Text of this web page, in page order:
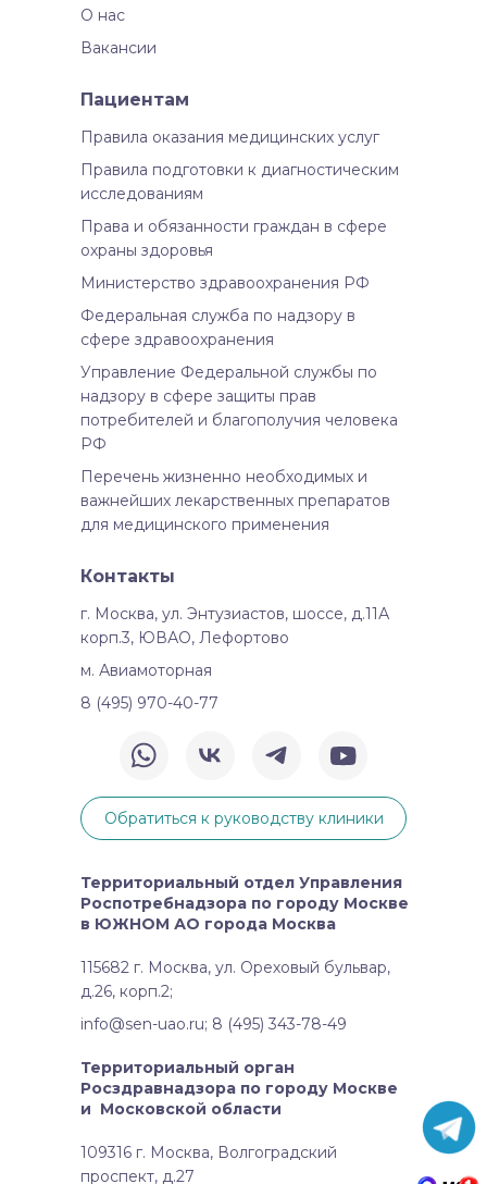
Обратиться к руководству клиники
Контакты
г. Москва, ул. Энтузиастов, шоссе, д.11А
корп.3, ЮВАО, Лефортово
м. Авиамоторная
8 (495) 970-40-77
Пациентам
Правила оказания медицинских услуг
Правила подготовки к диагностическим
исследованиям
Права и обязанности граждан в сфере
охраны здоровья
Министерство здравоохранения РФ
Федеральная служба по надзору в
сфере здравоохранения
Управление Федеральной службы по
надзору в сфере защиты прав
потребителей и благополучия человека
РФ
Перечень жизненно необходимых и
важнейших лекарственных препаратов
для медицинского применения
Территориальный отдел Управления
Роспотребнадзора по городу Москве
в ЮЖНОМ АО города Москва
115682 г. Москва, ул. Ореховый бульвар,
д.26, корп.2;
Территориальный орган
Росздравнадзора по городу Москве
и Московской области
109316 г. Москва, Волгоградский
проспект, д.27
info@sen-uao.ru; 8 (495) 343-78-49
О нас
Вакансии